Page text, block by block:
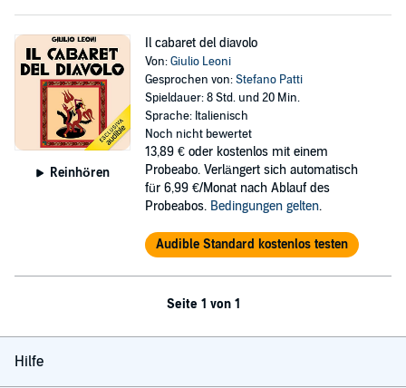
Reinhören
Il cabaret del diavolo
Von:Giulio Leoni
Gesprochen von:Stefano Patti
Spieldauer: 8 Std. und 20 Min.
Sprache: Italienisch
Noch nicht bewertet
13,89 € oder kostenlos mit einem
Probeabo. Verlängert sich automatisch
für 6,99 €/Monat nach Ablauf des
Probeabos. Bedingungen gelten.
Audible Standard kostenlos testen
Seite 1 von 1
Hilfe